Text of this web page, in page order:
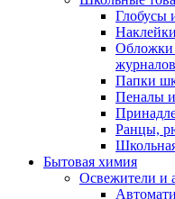
Глобусы
Обложки
журналов
Папки
Пеналы
Ранцы,
Бытовая химия
Освежители и